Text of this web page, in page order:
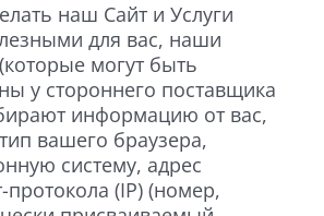
наш Сайт и Услуги
для вас, наши
могут быть
у стороннего поставщика
информацию от вас,
вашего браузера,
систему, адрес
протокола (IP) (номер,